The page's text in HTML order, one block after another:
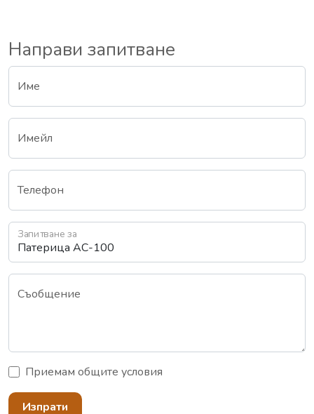
Направи запитване
Име
Имейл
Телефон
Запитване за
Съобщение
Приемам общите условия
Изпрати